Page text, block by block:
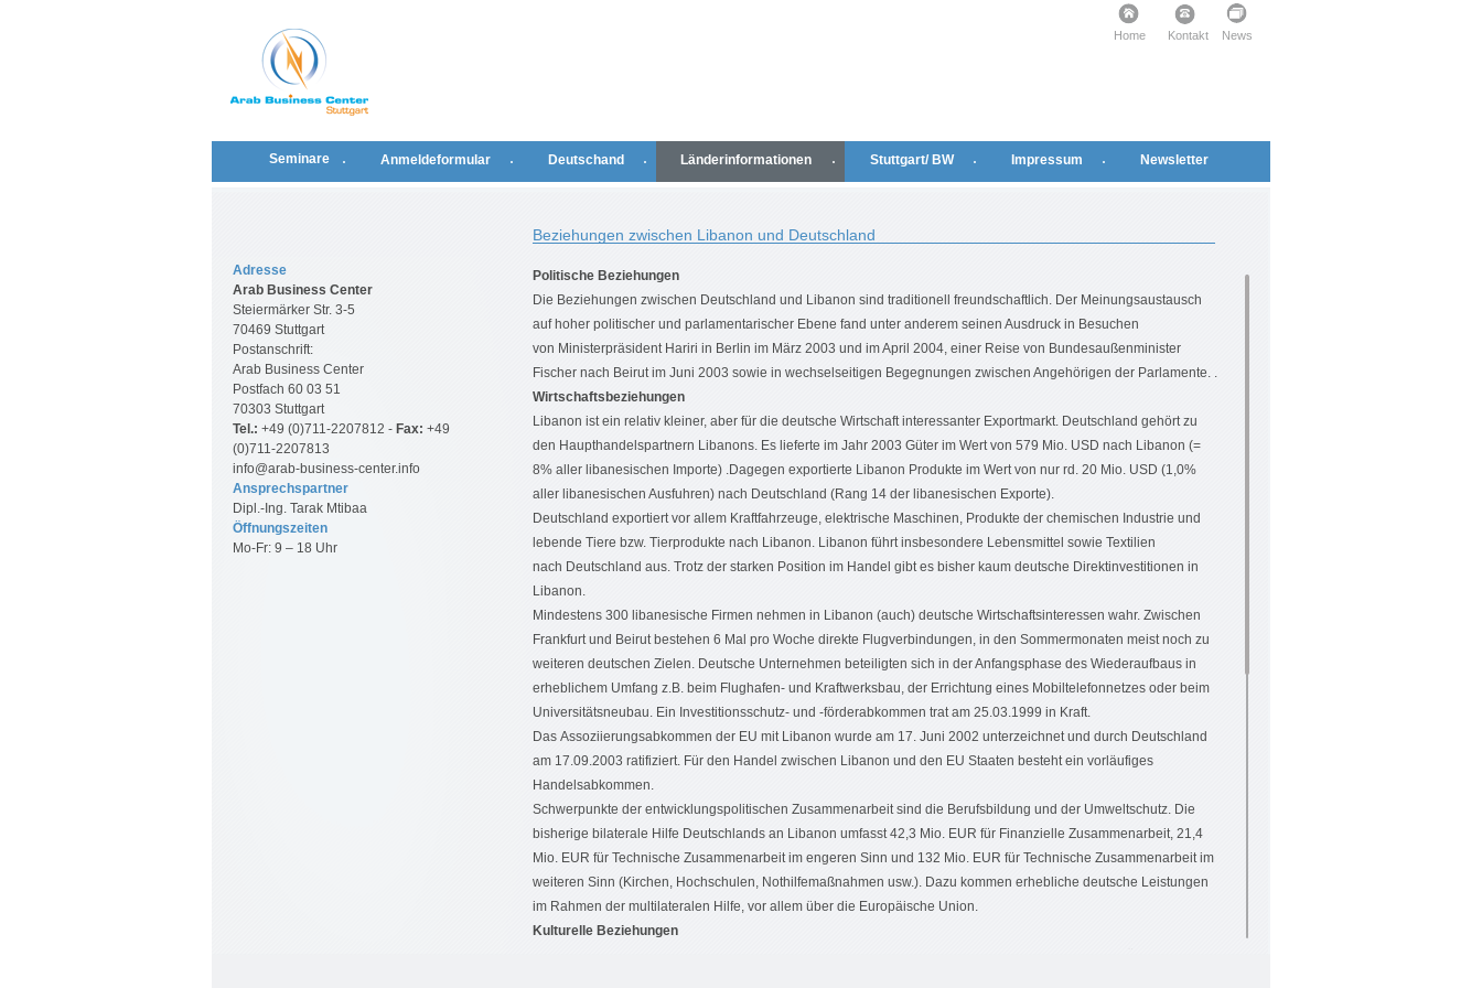
Home Kontakt News
Seminare Anmeldeformular Deutschand Länderinformationen Stuttgart/ BW Impressum Newsletter
Adresse
Arab Business Center
Steiermärker Str. 3-5
70469 Stuttgart
Postanschrift:
Arab Business Center
Postfach 60 03 51
70303 Stuttgart
Tel.: +49 (0)711-2207812 - Fax: +49
(0)711-2207813
info@arab-business-center.info
Ansprechspartner
Dipl.-Ing. Tarak Mtibaa
Öffnungszeiten
Mo-Fr: 9 – 18 Uhr
Beziehungen zwischen Libanon und Deutschland
Politische Beziehungen
Die Beziehungen zwischen Deutschland und Libanon sind traditionell freundschaftlich. Der Meinungsaustausch
auf hoher politischer und parlamentarischer Ebene fand unter anderem seinen Ausdruck in Besuchen
von Ministerpräsident Hariri in Berlin im März 2003 und im April 2004, einer Reise von Bundesaußenminister
Fischer nach Beirut im Juni 2003 sowie in wechselseitigen Begegnungen zwischen Angehörigen der Parlamente. .
Wirtschaftsbeziehungen
Libanon ist ein relativ kleiner, aber für die deutsche Wirtschaft interessanter Exportmarkt. Deutschland gehört zu
den Haupthandelspartnern Libanons. Es lieferte im Jahr 2003 Güter im Wert von 579 Mio. USD nach Libanon (=
8% aller libanesischen Importe) .Dagegen exportierte Libanon Produkte im Wert von nur rd. 20 Mio. USD (1,0%
aller libanesischen Ausfuhren) nach Deutschland (Rang 14 der libanesischen Exporte).
Deutschland exportiert vor allem Kraftfahrzeuge, elektrische Maschinen, Produkte der chemischen Industrie und
lebende Tiere bzw. Tierprodukte nach Libanon. Libanon führt insbesondere Lebensmittel sowie Textilien
nach Deutschland aus. Trotz der starken Position im Handel gibt es bisher kaum deutsche Direktinvestitionen in
Libanon.
Mindestens 300 libanesische Firmen nehmen in Libanon (auch) deutsche Wirtschaftsinteressen wahr. Zwischen
Frankfurt und Beirut bestehen 6 Mal pro Woche direkte Flugverbindungen, in den Sommermonaten meist noch zu
weiteren deutschen Zielen. Deutsche Unternehmen beteiligten sich in der Anfangsphase des Wiederaufbaus in
erheblichem Umfang z.B. beim Flughafen- und Kraftwerksbau, der Errichtung eines Mobiltelefonnetzes oder beim
Universitätsneubau. Ein Investitionsschutz- und -förderabkommen trat am 25.03.1999 in Kraft.
Das Assoziierungsabkommen der EU mit Libanon wurde am 17. Juni 2002 unterzeichnet und durch Deutschland
am 17.09.2003 ratifiziert. Für den Handel zwischen Libanon und den EU Staaten besteht ein vorläufiges
Handelsabkommen.
Schwerpunkte der entwicklungspolitischen Zusammenarbeit sind die Berufsbildung und der Umweltschutz. Die
bisherige bilaterale Hilfe Deutschlands an Libanon umfasst 42,3 Mio. EUR für Finanzielle Zusammenarbeit, 21,4
Mio. EUR für Technische Zusammenarbeit im engeren Sinn und 132 Mio. EUR für Technische Zusammenarbeit im
weiteren Sinn (Kirchen, Hochschulen, Nothilfemaßnahmen usw.). Dazu kommen erhebliche deutsche Leistungen
im Rahmen der multilateralen Hilfe, vor allem über die Europäische Union.
Kulturelle Beziehungen